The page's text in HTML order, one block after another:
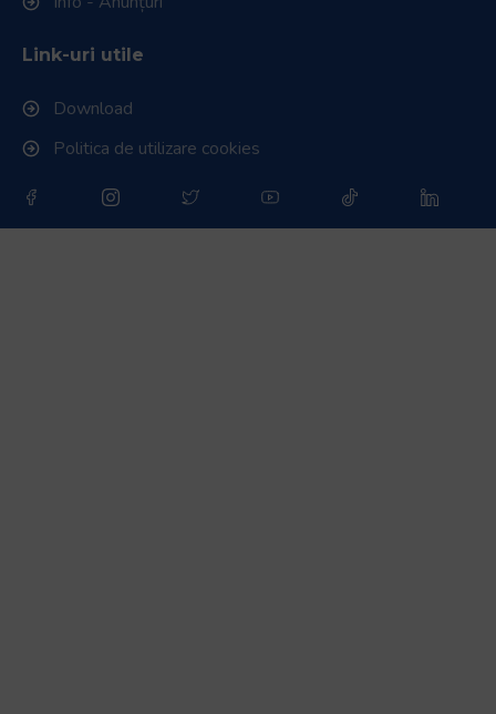
Link-uri utile
Download
Politica de utilizare cookies